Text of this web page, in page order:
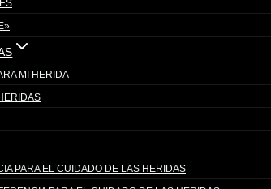
MI HERIDA
PARA EL CUIDADO DE LAS HERIDAS